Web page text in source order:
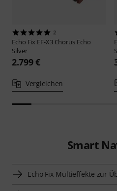
2
Echo Fix EF-X3 Chorus Echo
Silver
2.799 €
Vergleichen
Smart
Echo Fix Multieffekte zur